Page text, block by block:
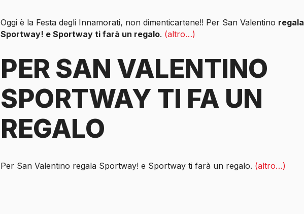
Oggi è la Festa degli Innamorati, non dimenticartene!! Per San Valentino regala
Sportway! e Sportway ti farà un regalo. (altro…)
PER SAN VALENTINO
SPORTWAY TI FA UN
REGALO
Per San Valentino regala Sportway! e Sportway ti farà un regalo. (altro…)